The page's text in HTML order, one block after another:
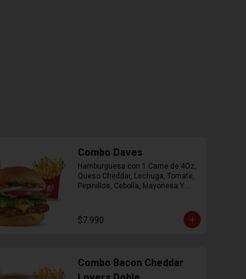
Combo Daves
Hamburguesa con 1 Carne de 4Oz,
Queso Cheddar, Lechuga, Tomate,
Pepinillos, Cebolla, Mayonesa Y
$7.990
Combo Bacon Cheddar